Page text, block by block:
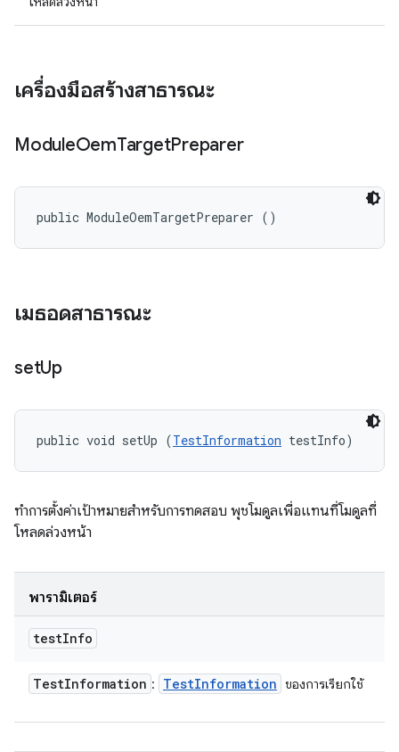
เครื่องมือสร้างสาธารณะ
ModuleOemTargetPreparer
public ModuleOemTargetPreparer ()
เมธอดสาธารณะ
setUp
public void setUp (TestInformation testInfo)
ทำการตั้งค่าเป้าหมายสำหรับการทดสอบ พุชโมดูลเพื่อแทนที่โมดูลที่
โหลดล่วงหน้า
พารามิเตอร์
testInfo
TestInformation : TestInformation ของการเรียกใช้